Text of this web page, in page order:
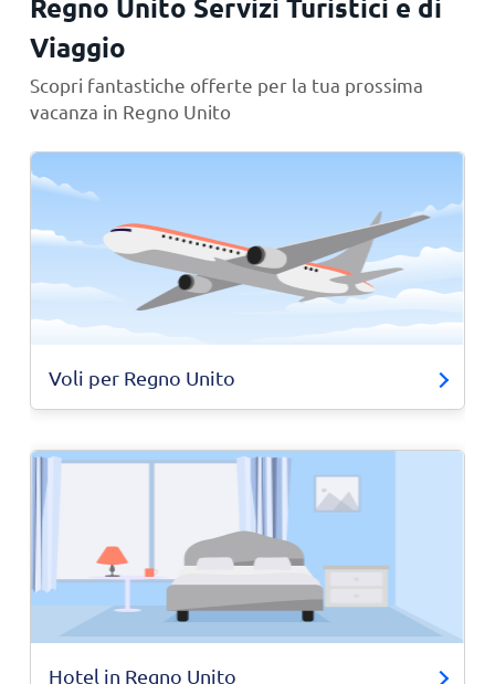
Regno Unito Servizi Turistici e di
Viaggio
Scopri fantastiche offerte per la tua prossima
vacanza in Regno Unito
Voli per Regno Unito
Hotel in Regno Unito